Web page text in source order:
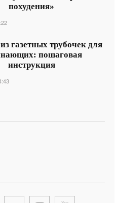
похудения»
газетных трубочек для
пошаговая
инструкция